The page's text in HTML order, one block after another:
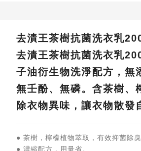
去漬王茶樹抗菌洗衣乳
去漬王茶樹抗菌洗衣乳
子油衍生物洗淨配方，無
無壬酚、無磷。含茶樹、
除衣物異味，讓衣物散發
● 茶樹，檸檬植物萃取，有效抑菌除臭
● 濃縮配方，用量省。